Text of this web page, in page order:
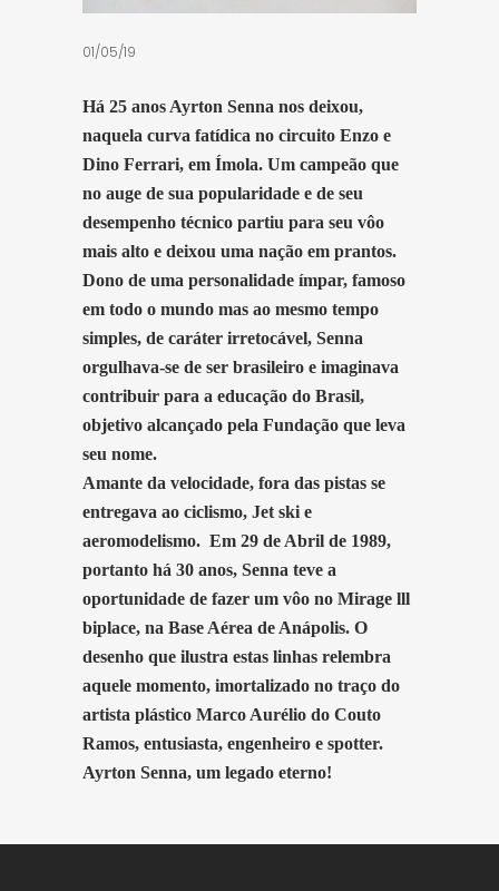
01/05/19
Há 25 anos Ayrton Senna nos deixou,
naquela curva fatídica no circuito Enzo e
Dino Ferrari, em Ímola. Um campeão que
no auge de sua popularidade e de seu
desempenho técnico partiu para seu vôo
mais alto e deixou uma nação em prantos.
Dono de uma personalidade ímpar, famoso
em todo o mundo mas ao mesmo tempo
simples, de caráter irretocável, Senna
orgulhava-se de ser brasileiro e imaginava
contribuir para a educação do Brasil,
objetivo alcançado pela Fundação que leva
seu nome.
Amante da velocidade, fora das pistas se
entregava ao ciclismo, Jet ski e
aeromodelismo. Em 29 de Abril de 1989,
portanto há 30 anos, Senna teve a
oportunidade de fazer um vôo no Mirage lll
biplace, na Base Aérea de Anápolis. O
desenho que ilustra estas linhas relembra
aquele momento, imortalizado no traço do
artista plástico Marco Aurélio do Couto
Ramos, entusiasta, engenheiro e spotter.
Ayrton Senna, um legado eterno!